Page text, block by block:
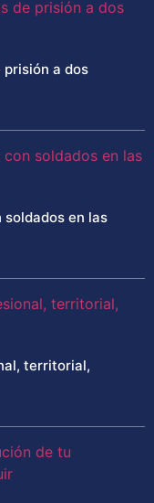
prisión a dos
soldados en las
territorial,